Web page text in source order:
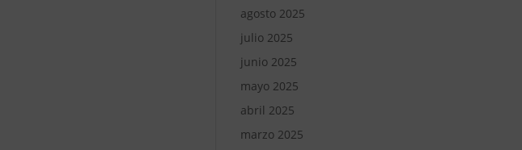
agosto 2025
julio 2025
junio 2025
mayo 2025
abril 2025
marzo 2025